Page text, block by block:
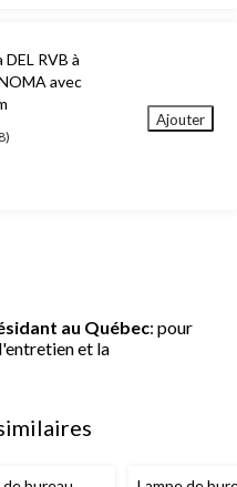
RVB à
avec
Ajouter
au Québec: pour
et la